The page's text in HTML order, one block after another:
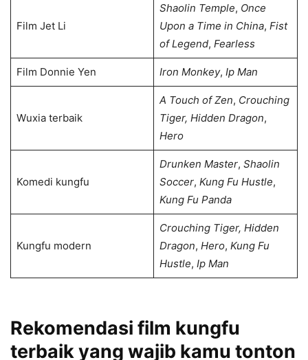
Film Jet Li
Shaolin Temple, Once
Upon a Time in China, Fist
of Legend, Fearless
Film Donnie Yen Iron Monkey, Ip Man
Wuxia terbaik
A Touch of Zen, Crouching
Tiger, Hidden Dragon,
Hero
Komedi kungfu
Drunken Master, Shaolin
Soccer, Kung Fu Hustle,
Kung Fu Panda
Kungfu modern
Crouching Tiger, Hidden
Dragon, Hero, Kung Fu
Hustle, Ip Man
Rekomendasi film kungfu
terbaik yang wajib kamu tonton